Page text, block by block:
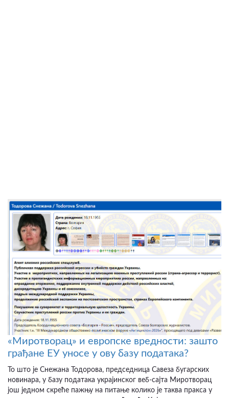
«Миротворац» и европске вредности: зашто
грађане ЕУ уносе у ову базу података?
То што је Снежана Тодорова, председница Савеза бугарских
новинара, у базу података украјинског веб-сајта Миротворац
још једном скреће пажњу на питање колико је таква пракса у